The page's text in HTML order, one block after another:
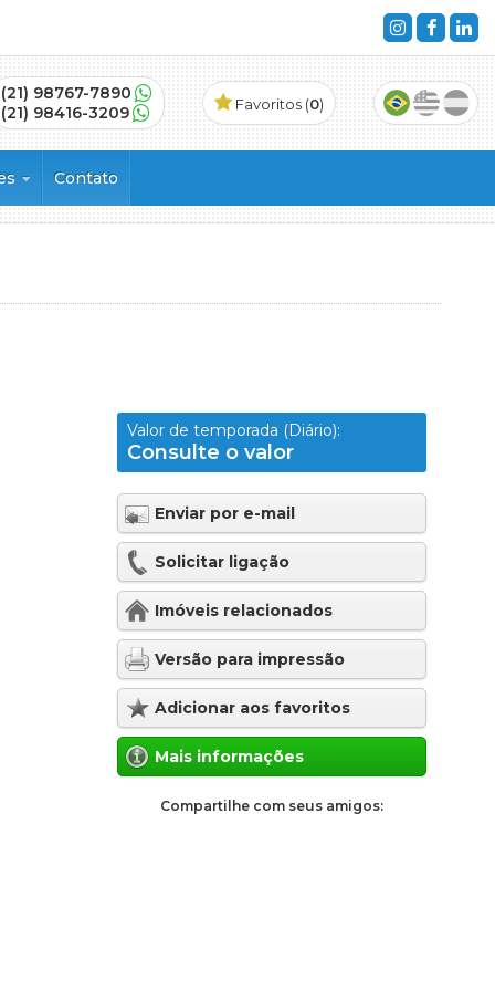
(21) 98767-7890
(21) 98416-3209
Favoritos (0)
Contato
Valor de temporada (Diário):
Consulte o valor
Enviar por e-mail
Solicitar ligação
Imóveis relacionados
Versão para impressão
Adicionar aos favoritos
Mais informações
Compartilhe com seus amigos: